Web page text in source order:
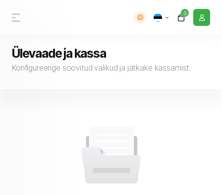
0
Ülevaade ja kassa
Konfigureerige soovitud valikud ja jätkake kassamist.